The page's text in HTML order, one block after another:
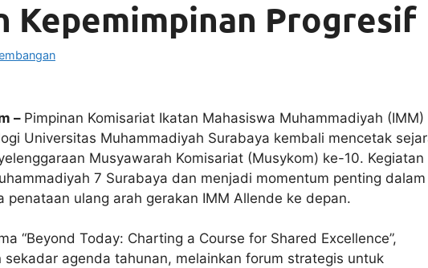
Kepemimpinan Progresif
– Pimpinan Komisariat Ikatan Mahasiswa Muhammadiyah (IMM)
Universitas Muhammadiyah Surabaya kembali mencetak
Musyawarah Komisariat (Musykom) ke-10. Kegiatan
7 Surabaya dan menjadi momentum penting dalam
penataan ulang arah gerakan IMM Allende ke depan.
“Beyond Today: Charting a Course for Shared Excellence”,
sekadar agenda tahunan, melainkan forum strategis untuk